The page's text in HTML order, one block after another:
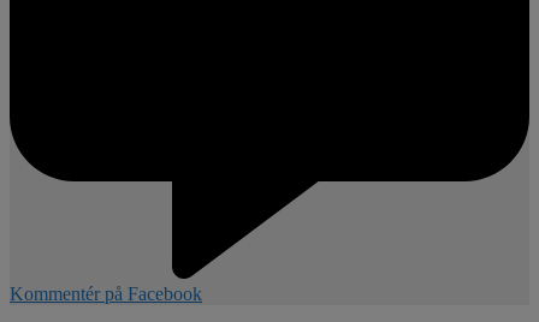
Kommentér på Facebook